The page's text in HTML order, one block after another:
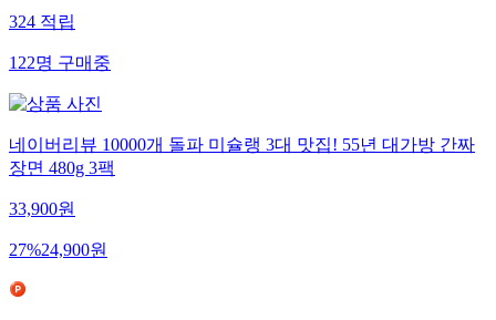
324적립
122명구매중
네이버리뷰 10000개 돌파 미슐랭 3대 맛집! 55년 대가방 간짜
장면 480g 3팩
33,900원
27%24,900원